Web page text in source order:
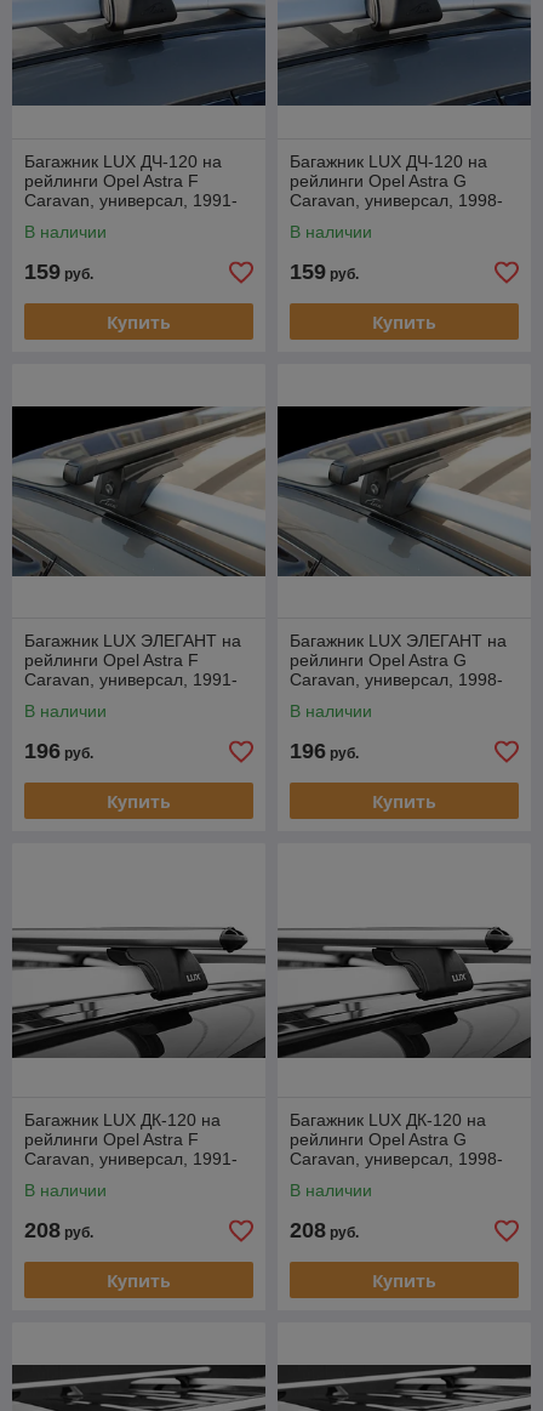
Багажник LUX ДЧ-120 на
рейлинги Opel Astra F
Caravan, универсал, 1991-
В наличии
159 руб.
Купить
Багажник LUX ДЧ-120 на
рейлинги Opel Astra G
Caravan, универсал, 1998-
В наличии
159 руб.
Купить
Багажник LUX ЭЛЕГАНТ на
рейлинги Opel Astra F
Caravan, универсал, 1991-
В наличии
196 руб.
Купить
Багажник LUX ЭЛЕГАНТ на
рейлинги Opel Astra G
Caravan, универсал, 1998-
В наличии
196 руб.
Купить
Багажник LUX ДК-120 на
рейлинги Opel Astra F
Caravan, универсал, 1991-
В наличии
208 руб.
Купить
Багажник LUX ДК-120 на
рейлинги Opel Astra G
Caravan, универсал, 1998-
В наличии
208 руб.
Купить